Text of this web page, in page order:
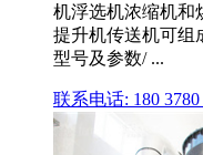
机浮选机浓缩机和
提升机传送机可组
型号及参数/ ...
联系电话: 180 3780